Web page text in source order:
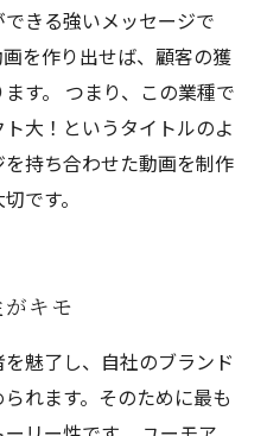
きる強いメッセージで
を作り出せば、顧客の獲
す。 つまり、この業種で
大！というタイトルのよ
持ち合わせた動画を制作
です。
キモ
魅了し、自社のブランド
れます。そのために最も